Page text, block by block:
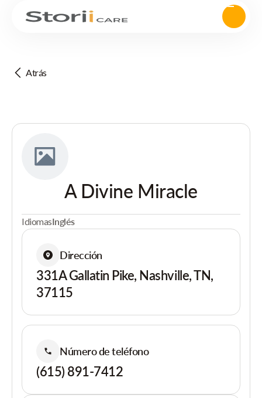
Atrás
A Divine Miracle
IdiomasInglés
Dirección
331A Gallatin Pike, Nashville, TN,
37115
Número de teléfono
(615) 891-7412